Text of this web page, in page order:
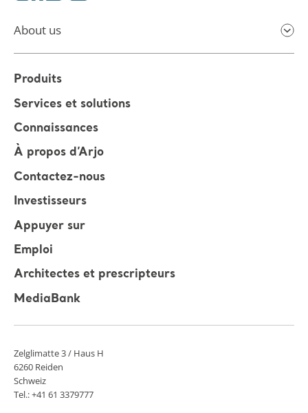
About us
Produits
Services et solutions
Connaissances
À propos d’Arjo
Contactez-nous
Investisseurs
Appuyer sur
Emploi
Architectes et prescripteurs
MediaBank
Zelglimatte 3 / Haus H
6260 Reiden
Schweiz
Tel.: +41 61 3379777